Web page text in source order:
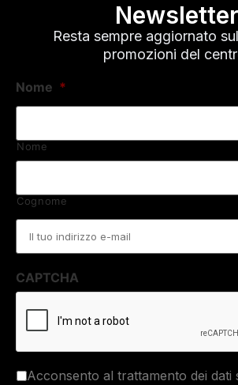
Newsletter
Resta sempre aggiornato
promozioni del
Nome *
Nome
Cognome
CAPTCHA
Acconsento al trattamento dei dati